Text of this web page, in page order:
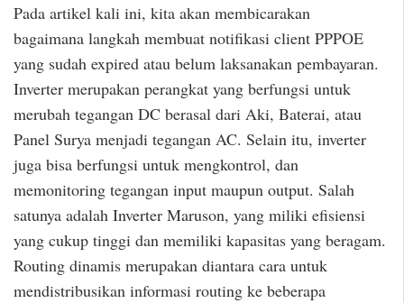
Pada artikel kali ini, kita akan membicarakan
bagaimana langkah membuat notifikasi client PPPOE
yang sudah expired atau belum laksanakan pembayaran.
Inverter merupakan perangkat yang berfungsi untuk
merubah tegangan DC berasal dari Aki, Baterai, atau
Panel Surya menjadi tegangan AC. Selain itu, inverter
juga bisa berfungsi untuk mengkontrol, dan
memonitoring tegangan input maupun output. Salah
satunya adalah Inverter Maruson, yang miliki efisiensi
yang cukup tinggi dan memiliki kapasitas yang beragam.
Routing dinamis merupakan diantara cara untuk
mendistribusikan informasi routing ke beberapa